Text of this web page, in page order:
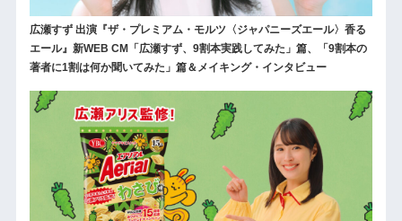
広瀬すず 出演『ザ・プレミアム・モルツ〈ジャパニーズエール〉香る
エール』新WEB CM「広瀬すず、9割本実践してみた」篇、「9割本の
著者に1割は何か聞いてみた」篇＆メイキング・インタビュー